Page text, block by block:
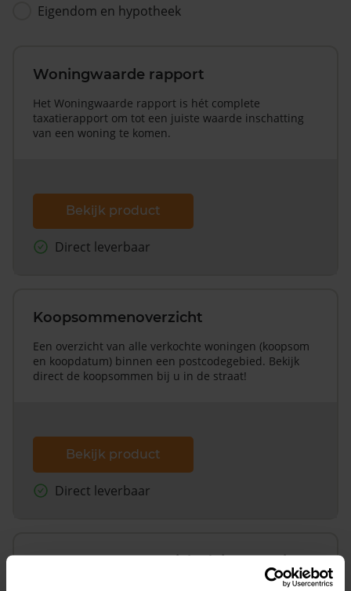
Eigendom en hypotheek
Woningwaarde rapport
Het Woningwaarde rapport is hét complete
taxatierapport om tot een juiste waarde inschatting
van een woning te komen.
Bekijk product
Direct leverbaar
Koopsommenoverzicht
Een overzicht van alle verkochte woningen (koopsom
en koopdatum) binnen een postcodegebied. Bekijk
direct de koopsommen bij u in de straat!
Bekijk product
Direct leverbaar
Koopsommenoverzicht (1 jaar gratis